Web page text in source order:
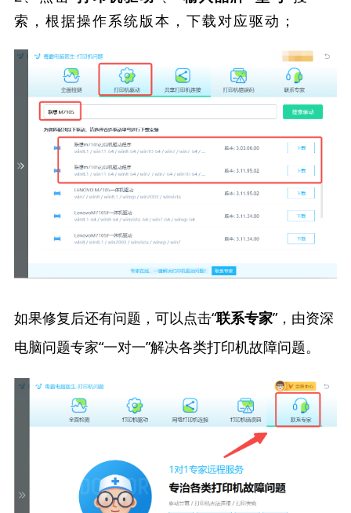
索，根据操作系统版本，下载对应驱动；
如果修复后还有问题，可以点击“联系专家”，由资深
电脑问题专家“一对一”解决各类打印机故障问题。